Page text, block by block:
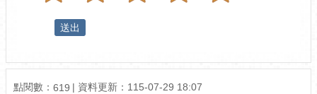
點閱數： 619 資料更新： 115-07-29 18:07